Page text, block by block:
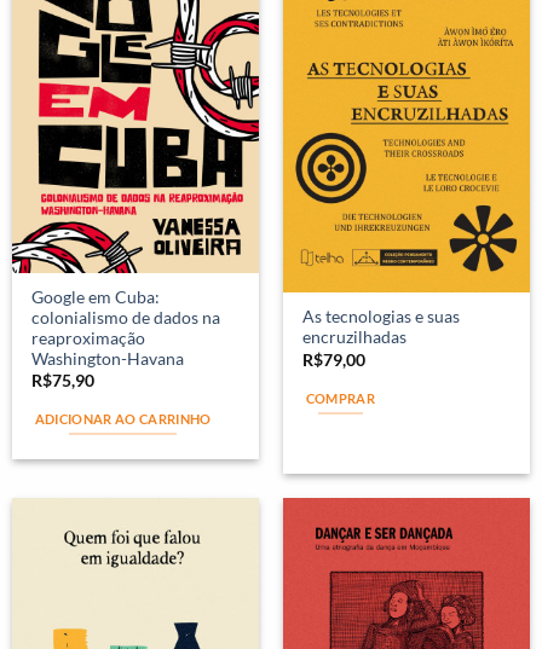
Google em Cuba:
colonialismo de dados na
reaproximação
Washington-Havana
R$75,90
ADICIONAR AO CARRINHO
As tecnologias e suas
encruzilhadas
R$79,00
COMPRAR